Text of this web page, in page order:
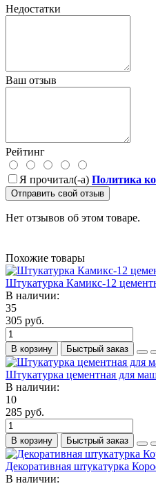
Недостатки
Ваш отзыв
Рейтинг
Я прочитал(-а) Политика
Отправить свой отзыв
Нет отзывов об этом товаре.
Похожие товары
Штукатурка Камикс-12
В наличии:
35
305 руб.
В корзину Быстрый заказ
Штукатурка цементная для
В наличии:
10
285 руб.
В корзину Быстрый заказ
Декоративная штукатурка
В наличии: